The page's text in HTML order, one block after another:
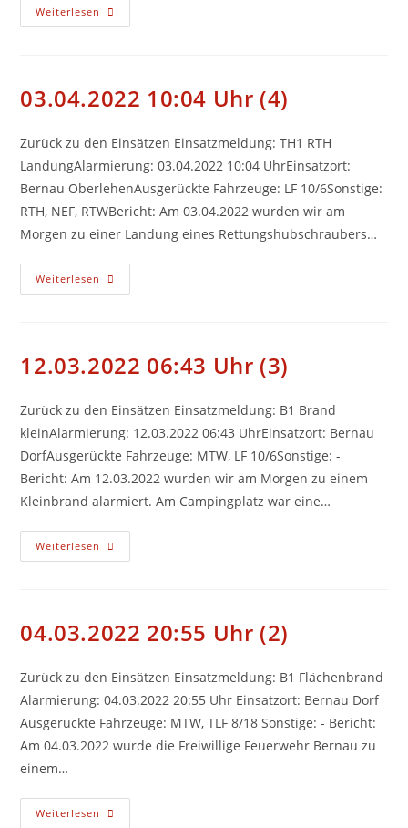
Weiterlesen 15.05.2022
11:14
03.04.2022 10:04 Uhr (4)
Zurück zu den Einsätzen Einsatzmeldung: TH1 RTH
LandungAlarmierung: 03.04.2022 10:04 UhrEinsatzort:
Bernau OberlehenAusgerückte Fahrzeuge: LF 10/6Sonstige:
RTH, NEF, RTWBericht: Am 03.04.2022 wurden wir am
Morgen zu einer Landung eines Rettungshubschraubers…
Weiterlesen 03.04.2022
10:04
12.03.2022 06:43 Uhr (3)
Zurück zu den Einsätzen Einsatzmeldung: B1 Brand
kleinAlarmierung: 12.03.2022 06:43 UhrEinsatzort: Bernau
DorfAusgerückte Fahrzeuge: MTW, LF 10/6Sonstige: -
Bericht: Am 12.03.2022 wurden wir am Morgen zu einem
Kleinbrand alarmiert. Am Campingplatz war eine…
Weiterlesen 12.03.2022
06:43
04.03.2022 20:55 Uhr (2)
Zurück zu den Einsätzen Einsatzmeldung: B1 Flächenbrand
Alarmierung: 04.03.2022 20:55 Uhr Einsatzort: Bernau Dorf
Ausgerückte Fahrzeuge: MTW, TLF 8/18 Sonstige: - Bericht:
Am 04.03.2022 wurde die Freiwillige Feuerwehr Bernau zu
einem…
Weiterlesen 04.03.2022